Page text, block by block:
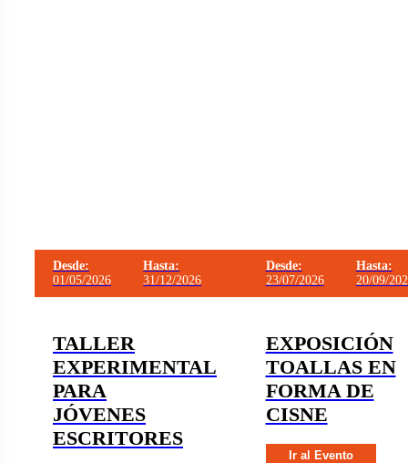
Desde:
01/05/2026
Hasta:
31/12/2026
TALLER
EXPERIMENTAL
PARA
JÓVENES
ESCRITORES
Desde:
23/07/2026
Hasta:
20/09/
EXPOSICIÓN
TOALLAS EN
FORMA DE
CISNE
Ir al Evento